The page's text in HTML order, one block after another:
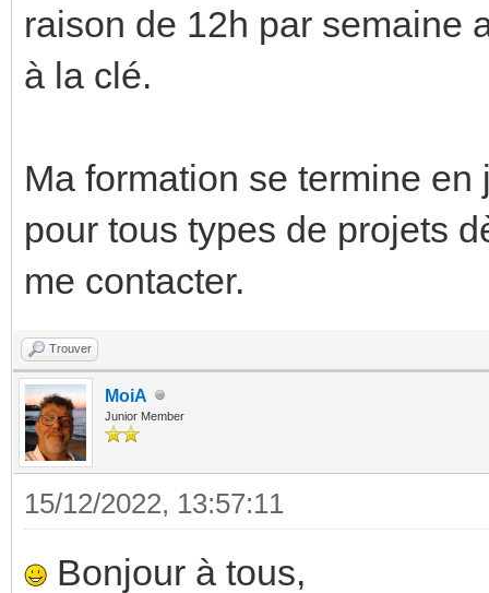
raison de 12h par semaine
à la clé.
Ma formation se termine
pour tous types de projets
me contacter.
Trouver
MoiA
Junior Member
15/12/2022, 13:57:11
Bonjour à tous,